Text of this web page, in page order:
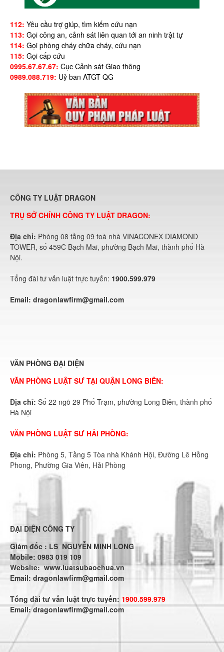
112: Yêu cầu trợ giúp, tìm kiếm cứu nạn
113: Gọi công an, cảnh sát liên quan tới an ninh trật tự
114: Gọi phòng cháy chữa cháy, cứu nạn
115: Gọi cấp cứu
0995.67.67.67: Cục Cảnh sát Giao thông
0989.088.719: Uỷ ban ATGT QG
CÔNG TY LUẬT DRAGON
TRỤ SỞ CHÍNH CÔNG TY LUẬT DRAGON:
Địa chỉ: Phòng 08 tầng 09 toà nhà VINACONEX DIAMOND
TOWER, số 459C Bạch Mai, phường Bạch Mai, thành phố Hà
Nội.
Tổng đài tư vấn luật trực tuyến: 1900.599.979
Email: dragonlawfirm@gmail.com
VĂN PHÒNG ĐẠI DIỆN
VĂN PHÒNG LUẬT SƯ TẠI QUẬN LONG BIÊN:
Địa chỉ: Số 22 ngõ 29 Phố Trạm, phường Long Biên, thành phố
Hà Nội
VĂN PHÒNG LUẬT SƯ HẢI PHÒNG:
Địa chỉ: Phòng 5, Tầng 5 Tòa nhà Khánh Hội, Đường Lê Hồng
Phong, Phường Gia Viên, Hải Phòng
ĐẠI DIỆN CÔNG TY
Giám đốc : LS NGUYỄN MINH LONG
Mobile: 0983 019 109
Website:www.luatsubaochua.vn
Email: dragonlawfirm@gmail.com
Tổng đài tư vấn luật trực tuyến: 1900.599.979
Email:dragonlawfirm@gmail.com